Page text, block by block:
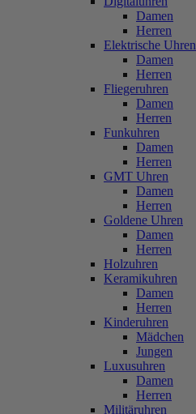
Damen
Herren
Elektrische Uhren
Damen
Herren
Fliegeruhren
Damen
Herren
Funkuhren
Damen
Herren
GMT Uhren
Damen
Herren
Goldene Uhren
Damen
Herren
Holzuhren
Keramikuhren
Damen
Herren
Kinderuhren
Mädchen
Jungen
Luxusuhren
Damen
Herren
Militäruhren